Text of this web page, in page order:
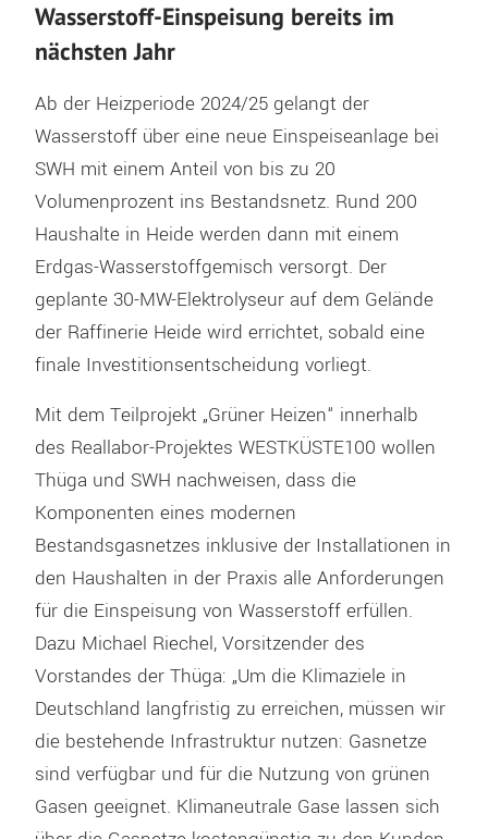
Wasserstoff-Einspeisung bereits im
nächsten Jahr
Ab der Heizperiode 2024/25 gelangt der
Wasserstoff über eine neue Einspeiseanlage bei
SWH mit einem Anteil von bis zu 20
Volumenprozent ins Bestandsnetz. Rund 200
Haushalte in Heide werden dann mit einem
Erdgas-Wasserstoffgemisch versorgt. Der
geplante 30-MW-Elektrolyseur auf dem Gelände
der Raffinerie Heide wird errichtet, sobald eine
finale Investitionsentscheidung vorliegt.
Mit dem Teilprojekt „Grüner Heizen“ innerhalb
des Reallabor-Projektes WESTKÜSTE100 wollen
Thüga und SWH nachweisen, dass die
Komponenten eines modernen
Bestandsgasnetzes inklusive der Installationen in
den Haushalten in der Praxis alle Anforderungen
für die Einspeisung von Wasserstoff erfüllen.
Dazu Michael Riechel, Vorsitzender des
Vorstandes der Thüga: „Um die Klimaziele in
Deutschland langfristig zu erreichen, müssen wir
die bestehende Infrastruktur nutzen: Gasnetze
sind verfügbar und für die Nutzung von grünen
Gasen geeignet. Klimaneutrale Gase lassen sich